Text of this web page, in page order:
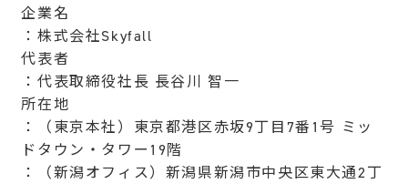
企業名
：株式会社Skyfall
代表者
：代表取締役社長 長谷川 智一
所在地
：（東京本社）東京都港区赤坂9丁目7番1号 ミッ
ドタウン・タワー19階
：（新潟オフィス）新潟県新潟市中央区東大通2丁